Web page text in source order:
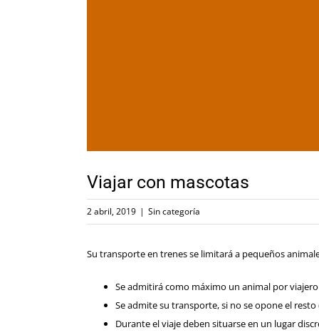
Viajar con mascotas
2 abril, 2019 | Sin categoría
Su transporte en trenes se limitará a pequeños
Se admitirá como máximo un animal por viajero
Se admite su transporte, si no se opone el
Durante el viaje deben situarse en un lugar